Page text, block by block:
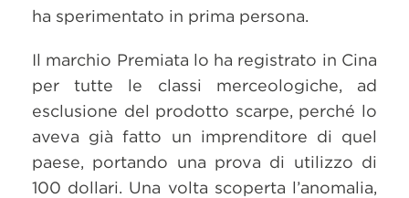
ha sperimentato in prima persona.
Il marchio Premiata lo ha registrato in Cina
per tutte le classi merceologiche, ad
esclusione del prodotto scarpe, perché lo
aveva già fatto un imprenditore di quel
paese, portando una prova di utilizzo di
100 dollari. Una volta scoperta l’anomalia,